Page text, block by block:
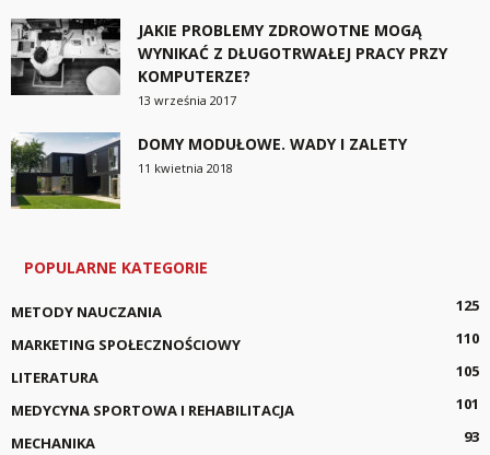
JAKIE PROBLEMY ZDROWOTNE MOGĄ
WYNIKAĆ Z DŁUGOTRWAŁEJ PRACY PRZY
KOMPUTERZE?
13 września 2017
DOMY MODUŁOWE. WADY I ZALETY
11 kwietnia 2018
POPULARNE KATEGORIE
METODY NAUCZANIA
125
MARKETING SPOŁECZNOŚCIOWY
110
LITERATURA
105
MEDYCYNA SPORTOWA I REHABILITACJA
101
MECHANIKA
93